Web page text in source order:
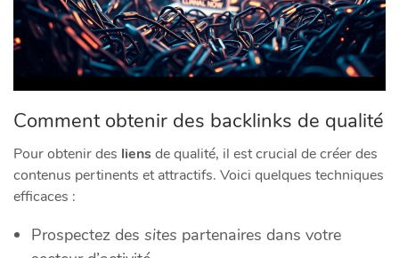
Comment obtenir des backlinks de qualité
Pour obtenir des liensde qualité, il est crucial de créer des
contenus pertinents et attractifs. Voici quelques techniques
efficaces :
Prospectez des sites partenaires dans votre